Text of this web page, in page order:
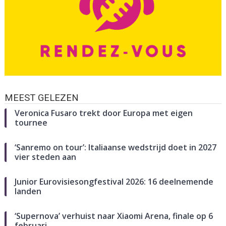
MEEST GELEZEN
Veronica Fusaro trekt door Europa met eigen
tournee
‘Sanremo on tour’: Italiaanse wedstrijd doet in 2027
vier steden aan
Junior Eurovisiesongfestival 2026: 16 deelnemende
landen
‘Supernova’ verhuist naar Xiaomi Arena, finale op 6